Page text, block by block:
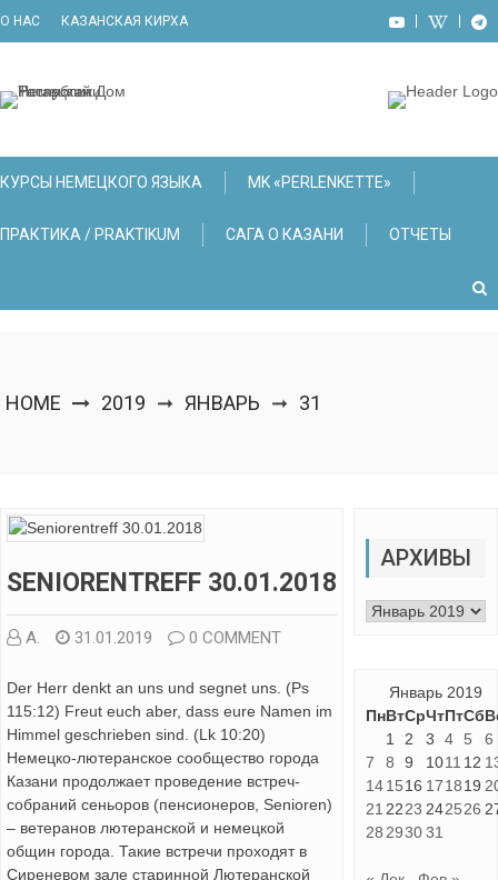
О НАС КАЗАНСКАЯ КИРХА
КУРСЫ НЕМЕЦКОГО ЯЗЫКА МK «PERLENKETTE»
ПРАКТИКА / PRAKTIKUM САГА О КАЗАНИ ОТЧЕТЫ
HOME 2019 ➞ ЯНВАРЬ ➞ 31
SENIORENTREFF 30.01.2018
А. 31.01.2019 0 COMMENT
Der Herr denkt an uns und segnet uns. (Ps
115:12) Freut euch aber, dass eure Namen im
Himmel geschrieben sind. (Lk 10:20)
Немецко-лютеранское сообщество города
Казани продолжает проведение встреч-
собраний сеньоров (пенсионеров, Senioren)
– ветеранов лютеранской и немецкой
общин города. Такие встречи проходят в
Сиреневом зале старинной Лютеранской
АРХИВЫ
Архивы
Январь 2019
ПнВтСрЧтПтСб
1
2 3 4 5
6
7
8 9 1011 12
141516 171819
21 2223 242526
28 293031